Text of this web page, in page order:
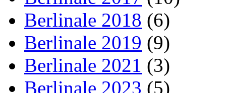
Berlinale 2018 (6)
Berlinale 2019 (9)
Berlinale 2021 (3)
Berlinale 2023 (5)